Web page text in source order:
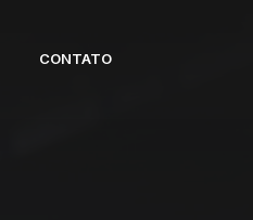
CONTATO